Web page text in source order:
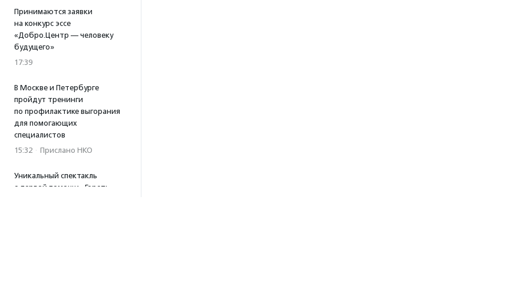
Принимаются заявки
на конкурс эссе
«Добро.Центр — человеку
будущего»
17:39
В Москве и Петербурге
пройдут тренинги
по профилактике выгорания
для помогающих
специалистов
15:32 · Прислано НКО
Уникальный спектакль
о первой помощи «Гореть